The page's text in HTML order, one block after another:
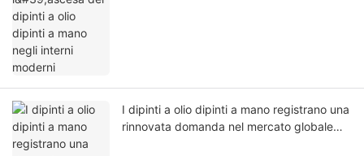
I dipinti a olio dipinti a mano registrano una
rinnovata domanda nel mercato globale